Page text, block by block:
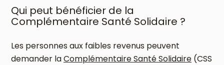
Qui peut bénéficier de la
Complémentaire Santé Solidaire ?
Les personnes aux faibles revenus peuvent
demander laComplémentaire Santé Solidaire (CSS